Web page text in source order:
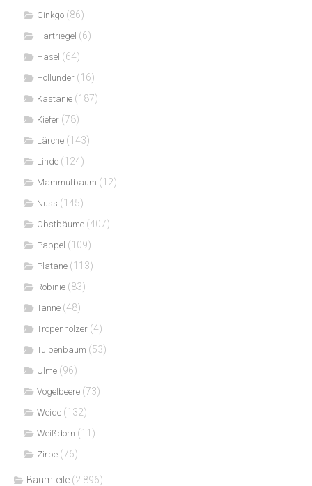
Ginkgo (86)
Hartriegel (6)
Hasel (64)
Hollunder (16)
Kastanie (187)
Kiefer (78)
Lärche (143)
Linde (124)
Mammutbaum (12)
Nuss (145)
Obstbäume (407)
Pappel (109)
Platane (113)
Robinie (83)
Tanne (48)
Tropenhölzer (4)
Tulpenbaum (53)
Ulme (96)
Vogelbeere (73)
Weide (132)
Weißdorn (11)
Zirbe (76)
Baumteile (2.896)